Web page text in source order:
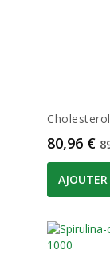
Prix
80,96 €